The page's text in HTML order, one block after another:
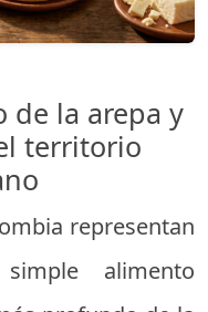
de la arepa y
territorio
representan
alimento